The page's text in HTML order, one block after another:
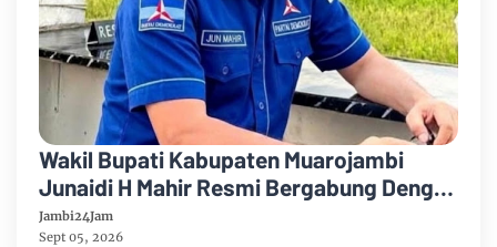
Wakil Bupati Kabupaten Muarojambi
Junaidi H Mahir Resmi Bergabung Dengan
Partai Demikrat
Jambi24Jam
Sept 05, 2026